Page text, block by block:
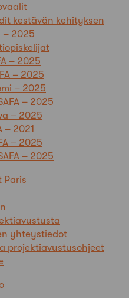
kestävän kehityksen
– 2025
– 2025
– 2025
– 2025
– 2025
– 2025
– 2021
– 2025
– 2025
Paris
yhteystiedot
projektiavustusohjeet